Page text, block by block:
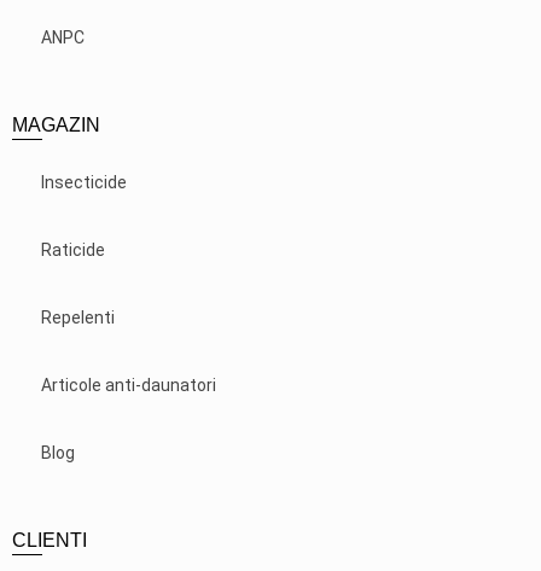
ANPC
MAGAZIN
Insecticide
Raticide
Repelenti
Articole anti-daunatori
Blog
CLIENTI